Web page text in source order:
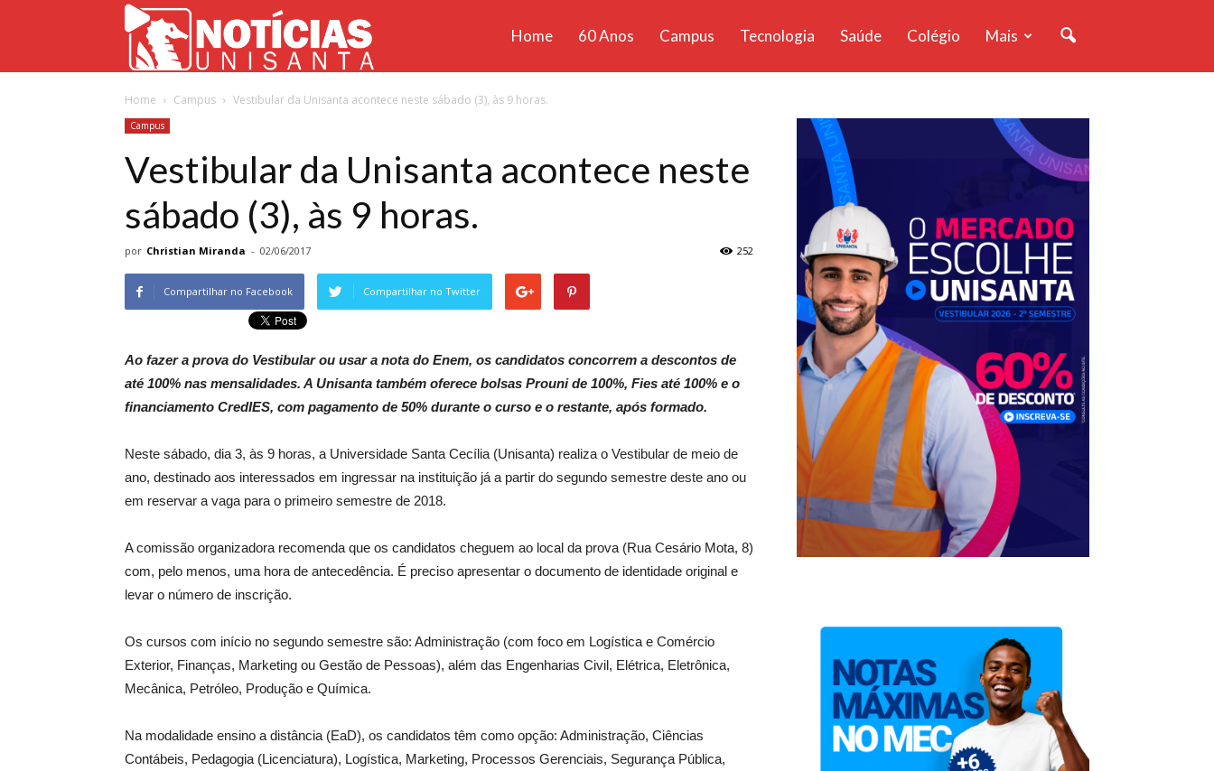
Unisanta
Home 60 Anos Campus Tecnologia Saúde Colégio Mais
Home Campus Vestibular da Unisanta acontece neste sábado (3), às 9 horas.
Campus
Vestibular da Unisanta acontece neste
sábado (3), às 9 horas.
por Christian Miranda - 02/06/2017 252
Compartilhar no Facebook Compartilhar no Twitter
Ao fazer a prova do Vestibular ou usar a nota do Enem, os candidatos concorrem a descontos de
até 100% nas mensalidades. A Unisanta também oferece bolsas Prouni de 100%, Fies até 100% e o
financiamento CredIES, com pagamento de 50% durante o curso e o restante, após formado.
Neste sábado, dia 3, às 9 horas, a Universidade Santa Cecília (Unisanta) realiza o Vestibular de meio de
ano, destinado aos interessados em ingressar na instituição já a partir do segundo semestre deste ano ou
em reservar a vaga para o primeiro semestre de 2018.
A comissão organizadora recomenda que os candidatos cheguem ao local da prova (Rua Cesário Mota, 8)
com, pelo menos, uma hora de antecedência. É preciso apresentar o documento de identidade original e
levar o número de inscrição.
Os cursos com início no segundo semestre são: Administração (com foco em Logística e Comércio
Exterior, Finanças, Marketing ou Gestão de Pessoas), além das Engenharias Civil, Elétrica, Eletrônica,
Mecânica, Petróleo, Produção e Química.
Na modalidade ensino a distância (EaD), os candidatos têm como opção: Administração, Ciências
Contábeis, Pedagogia (Licenciatura), Logística, Marketing, Processos Gerenciais, Segurança Pública,